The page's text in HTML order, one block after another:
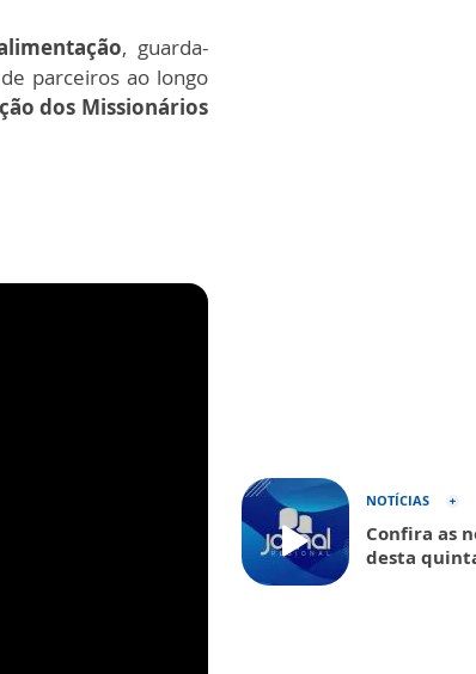
, guarda-
parceiros ao longo
dos Missionários
NOTÍCIAS
Confira as
desta